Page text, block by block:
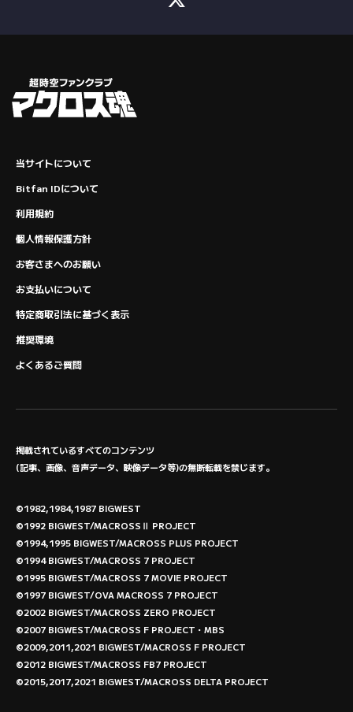
当サイトについて
Bitfan IDについて
利用規約
個人情報保護方針
お客さまへのお願い
お支払いについて
特定商取引法に基づく表示
推奨環境
よくあるご質問
掲載されているすべてのコンテンツ
(記事、画像、音声データ、映像データ等)の無断転載を禁じます。
©1982,1984,1987 BIGWEST
©1992 BIGWEST/MACROSSⅡ PROJECT
©1994,1995 BIGWEST/MACROSS PLUS PROJECT
©1994 BIGWEST/MACROSS 7 PROJECT
©1995 BIGWEST/MACROSS 7 MOVIE PROJECT
©1997 BIGWEST/OVA MACROSS 7 PROJECT
©2002 BIGWEST/MACROSS ZERO PROJECT
©2007 BIGWEST/MACROSS F PROJECT・MBS
©2009,2011,2021 BIGWEST/MACROSS F PROJECT
©2012 BIGWEST/MACROSS FB7 PROJECT
©2015,2017,2021 BIGWEST/MACROSS DELTA PROJECT